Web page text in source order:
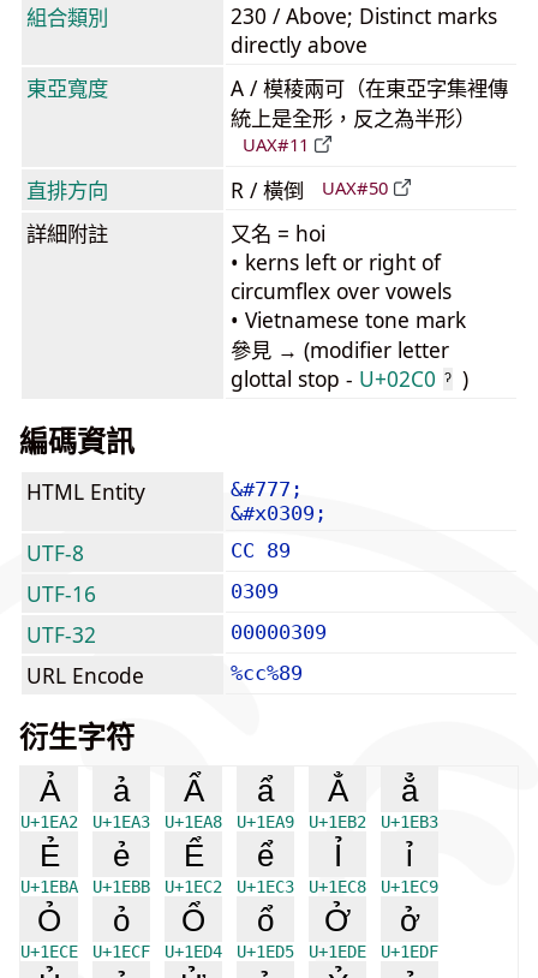
組合類別
230 / Above; Distinct marks
directly above
東亞寬度
A / 模稜兩可（在東亞字集裡傳
統上是全形，反之為半形）
UAX#11
直排方向 R / 橫倒 UAX#50
詳細附註
又名 = hoi
• kerns left or right of
circumflex over vowels
• Vietnamese tone mark
參見 → (modifier letter
glottal stop - U+02C0 ˀ )
編碼資訊
HTML Entity
&#777;
&#x0309;
UTF-8 CC 89
UTF-16 0309
UTF-32 00000309
URL Encode %cc%89
衍生字符
Ả
U+1EA2
ả
U+1EA3
Ẩ
U+1EA8
ẩ
U+1EA9
Ẳ
U+1EB2
ẳ
U+1EB3
Ẻ
U+1EBA
ẻ
U+1EBB
Ể
U+1EC2
ể
U+1EC3
Ỉ
U+1EC8
ỉ
U+1EC9
Ỏ
U+1ECE
ỏ
U+1ECF
Ổ
U+1ED4
ổ
U+1ED5
Ở
U+1EDE
ở
U+1EDF